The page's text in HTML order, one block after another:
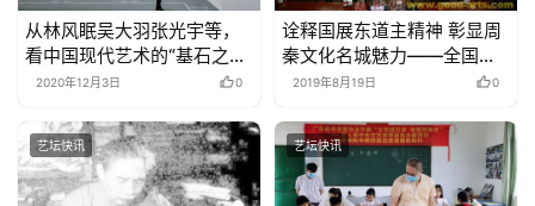
从林风眠吴大羽张光宇等，
看中国现代艺术的“基石之
路”
2020年12月3日 0
诠释国展东道主精神 彰显周
秦文化名城魅力——全国第
十二届书法篆刻展览宝鸡展
2019年8月19日 0
艺坛快讯 艺坛快讯